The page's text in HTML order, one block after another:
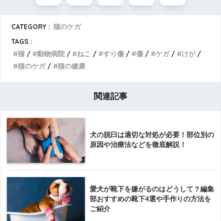
CATEGORY : 猫のケガ
TAGS :
猫
動物病院 ねこ すり傷 傷 ケガ
けが
猫のケガ
猫の健康
関連記事
犬の脱臼は適切な対処が必要！部位別の
原因や治療法などを徹底解説！
愛犬が靴下を嫌がるのはどうして？編集
部おすすめの靴下4選や手作りの方法を
ご紹介